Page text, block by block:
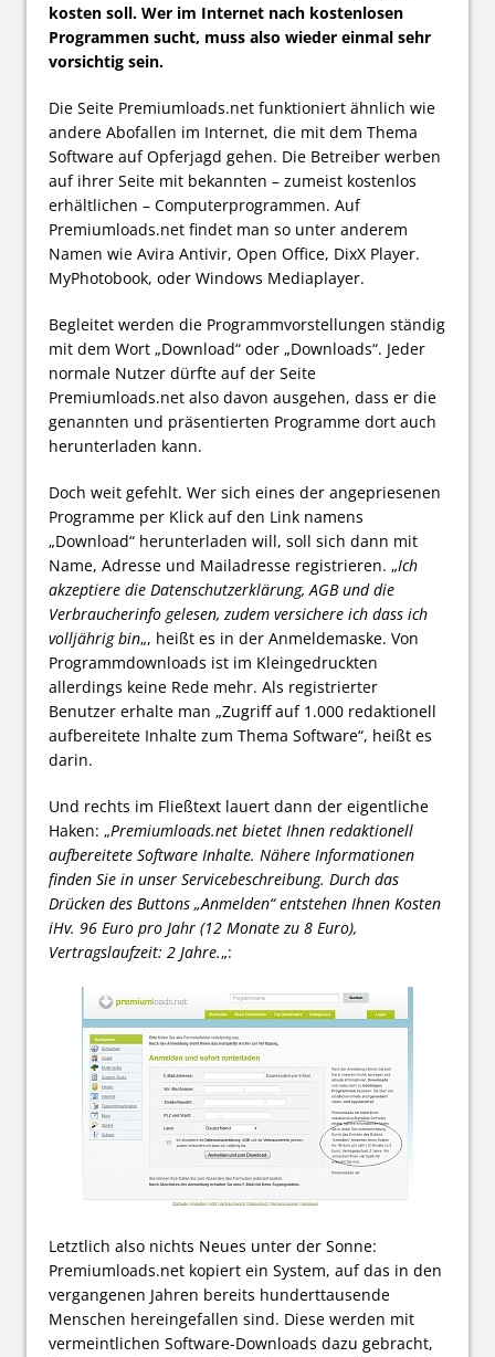
kosten soll. Wer im Internet nach kostenlosen
Programmen sucht, muss also wieder einmal sehr
vorsichtig sein.
Die Seite Premiumloads.net funktioniert ähnlich wie
andere Abofallen im Internet, die mit dem Thema
Software auf Opferjagd gehen. Die Betreiber werben
auf ihrer Seite mit bekannten – zumeist kostenlos
erhältlichen – Computerprogrammen. Auf
Premiumloads.net findet man so unter anderem
Namen wie Avira Antivir, Open Office, DixX Player.
MyPhotobook, oder Windows Mediaplayer.
Begleitet werden die Programmvorstellungen ständig
mit dem Wort „Download“ oder „Downloads“. Jeder
normale Nutzer dürfte auf der Seite
Premiumloads.net also davon ausgehen, dass er die
genannten und präsentierten Programme dort auch
herunterladen kann.
Doch weit gefehlt. Wer sich eines der angepriesenen
Programme per Klick auf den Link namens
„Download“ herunterladen will, soll sich dann mit
Name, Adresse und Mailadresse registrieren. „Ich
akzeptiere die Datenschutzerklärung, AGB und die
Verbraucherinfo gelesen, zudem versichere ich dass ich
volljährig bin„, heißt es in der Anmeldemaske. Von
Programmdownloads ist im Kleingedruckten
allerdings keine Rede mehr. Als registrierter
Benutzer erhalte man „Zugriff auf 1.000 redaktionell
aufbereitete Inhalte zum Thema Software“, heißt es
darin.
Und rechts im Fließtext lauert dann der eigentliche
Haken: „Premiumloads.net bietet Ihnen redaktionell
aufbereitete Software Inhalte. Nähere Informationen
finden Sie in unser Servicebeschreibung. Durch das
Drücken des Buttons „Anmelden“ entstehen Ihnen Kosten
iHv. 96 Euro pro Jahr (12 Monate zu 8 Euro),
Vertragslaufzeit: 2 Jahre.„:
Letztlich also nichts Neues unter der Sonne:
Premiumloads.net kopiert ein System, auf das in den
vergangenen Jahren bereits hunderttausende
Menschen hereingefallen sind. Diese werden mit
vermeintlichen Software-Downloads dazu gebracht,